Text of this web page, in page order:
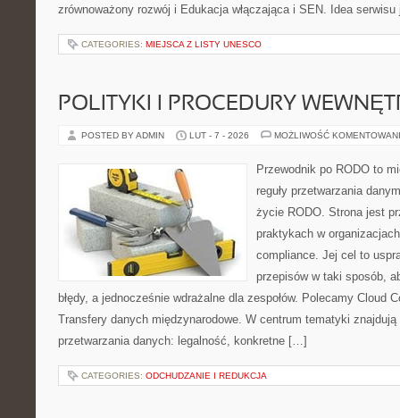
zrównoważony rozwój i Edukacja włączająca i SEN. Idea
CATEGORIES: MIEJSCA Z LISTY UNESCO
POLITYKI I PROCEDURY
POSTED BY ADMIN LUT - 7 - 2026 MOŻLIWOŚĆ
Przewodnik po RODO to
reguły przetwarzania
życie RODO. Strona jest
praktykach w
compliance. Jej cel to
przepisów w taki sposób,
błędy, a jednocześnie wdrażalne dla zespołów. Polecamy Cloud
Transfery danych międzynarodowe. W centrum tematyki znajdują
przetwarzania danych: legalność, konkretne […]
CATEGORIES: ODCHUDZANIE I REDUKCJA